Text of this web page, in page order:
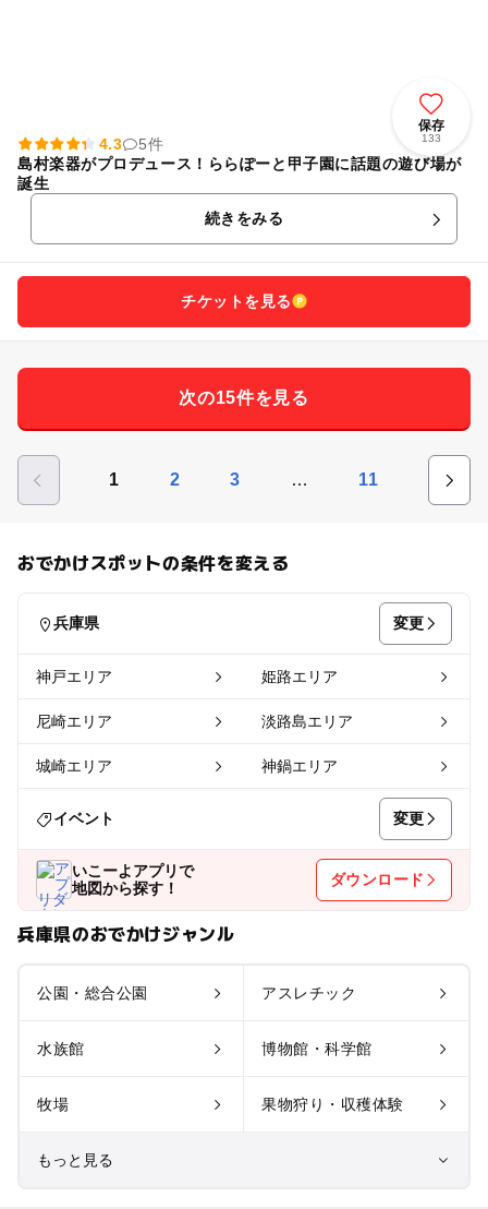
保存
133
4.3
5件
島村楽器がプロデュース！ららぽーと甲子園に話題の遊び場が
誕生
続きをみる
チケットを見る
次の15件を見る
1 2 3 … 11
おでかけスポットの条件を変える
兵庫県 変更
神戸エリア 姫路エリア
尼崎エリア 淡路島エリア
城崎エリア 神鍋エリア
イベント 変更
いこーよアプリで
地図から探す！
ダウンロード
兵庫県のおでかけジャンル
公園・総合公園 アスレチック
水族館 博物館・科学館
牧場 果物狩り・収穫体験
もっと見る